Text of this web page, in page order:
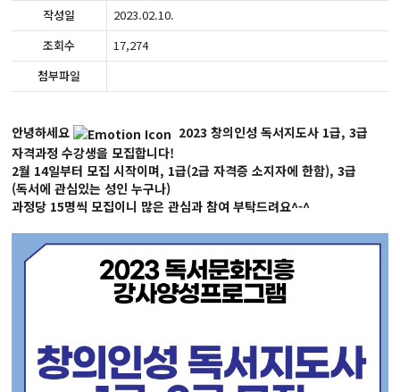
작성일
2023.02.10.
조회수
17,274
첨부파일
안녕하세요
2023 창의인성 독서지도사 1급, 3급
자격과정 수강생을 모집합니다!
2월 14일부터 모집 시작이며, 1급(2급 자격증 소지자에 한함), 3급
(독서에 관심있는 성인 누구나)
과정당 15명씩 모집이니 많은 관심과 참여 부탁드려요^-^